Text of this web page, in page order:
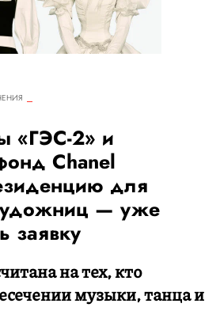
«ГЭС-2» и
Chanel
для
— уже
заявку
на тех, кто
музыки, танца и